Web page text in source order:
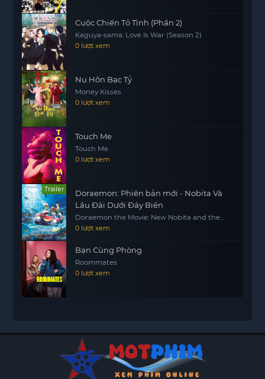
Cuộc Chiến Tỏ Tình (Phần 2)
Kaguya-sama: Love Is War (Season 2)
0 lượt xem
Nụ Hôn Bạc Tỷ
Money Kisses
0 lượt xem
Touch Me
Touch Me
0 lượt xem
Trailer
Doraemon: Phiên bản mới - Nobita Và
Lâu Đài Dưới Đáy Biển
Doraemon the Movie: New Nobita and the
Castle of the Undersea Devil
0 lượt xem
Bạn Cùng Phòng
Roommates
0 lượt xem